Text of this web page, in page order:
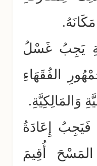
يَجِبُ غَسْلُ
الفُقَهَاءِ
وَالمَالِكِيَّةِ.
فَيَجِبُ إِعَادَةُ
أُقِيمَ